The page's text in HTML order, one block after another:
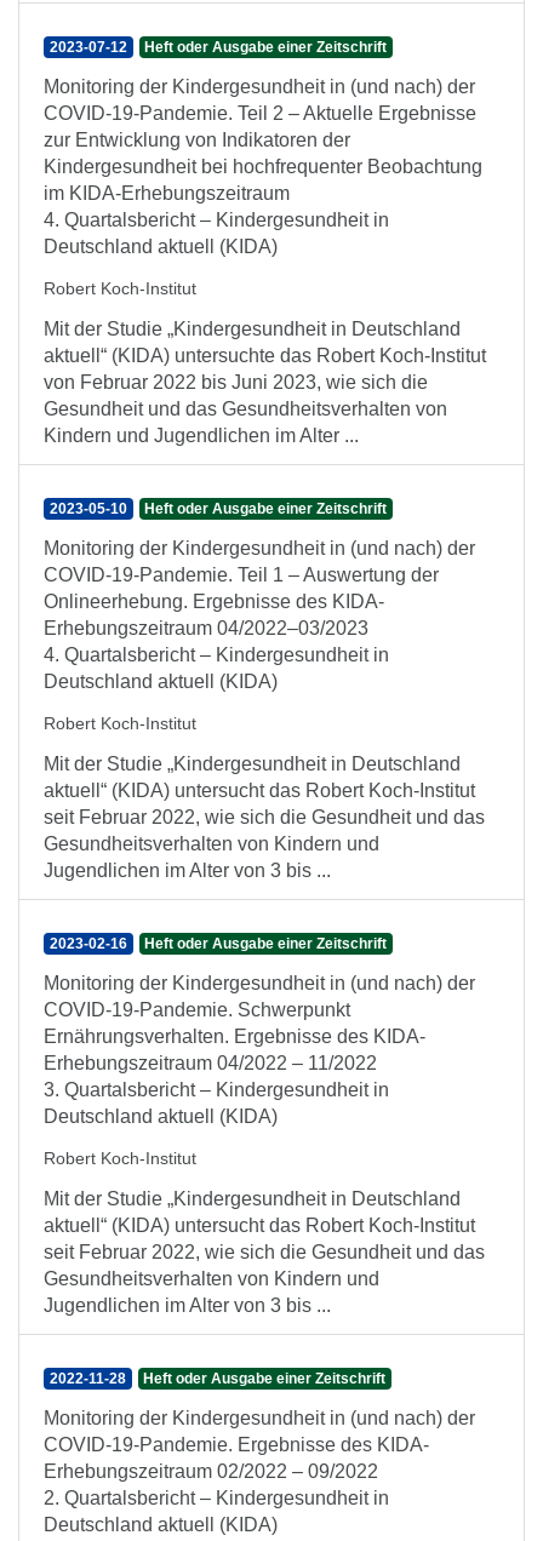
2023-07-12 Heft oder Ausgabe einer Zeitschrift
Monitoring der Kindergesundheit in (und nach) der
COVID-19-Pandemie. Teil 2 – Aktuelle Ergebnisse
zur Entwicklung von Indikatoren der
Kindergesundheit bei hochfrequenter Beobachtung
im KIDA-Erhebungszeitraum
4. Quartalsbericht – Kindergesundheit in
Deutschland aktuell (KIDA)
Robert Koch-Institut
Mit der Studie „Kindergesundheit in Deutschland
aktuell“ (KIDA) untersuchte das Robert Koch-Institut
von Februar 2022 bis Juni 2023, wie sich die
Gesundheit und das Gesundheitsverhalten von
Kindern und Jugendlichen im Alter ...
2023-05-10 Heft oder Ausgabe einer Zeitschrift
Monitoring der Kindergesundheit in (und nach) der
COVID-19-Pandemie. Teil 1 – Auswertung der
Onlineerhebung. Ergebnisse des KIDA-
Erhebungszeitraum 04/2022–03/2023
4. Quartalsbericht – Kindergesundheit in
Deutschland aktuell (KIDA)
Robert Koch-Institut
Mit der Studie „Kindergesundheit in Deutschland
aktuell“ (KIDA) untersucht das Robert Koch-Institut
seit Februar 2022, wie sich die Gesundheit und das
Gesundheitsverhalten von Kindern und
Jugendlichen im Alter von 3 bis ...
2023-02-16 Heft oder Ausgabe einer Zeitschrift
Monitoring der Kindergesundheit in (und nach) der
COVID-19-Pandemie. Schwerpunkt
Ernährungsverhalten. Ergebnisse des KIDA-
Erhebungszeitraum 04/2022 – 11/2022
3. Quartalsbericht – Kindergesundheit in
Deutschland aktuell (KIDA)
Robert Koch-Institut
Mit der Studie „Kindergesundheit in Deutschland
aktuell“ (KIDA) untersucht das Robert Koch-Institut
seit Februar 2022, wie sich die Gesundheit und das
Gesundheitsverhalten von Kindern und
Jugendlichen im Alter von 3 bis ...
2022-11-28 Heft oder Ausgabe einer Zeitschrift
Monitoring der Kindergesundheit in (und nach) der
COVID-19-Pandemie. Ergebnisse des KIDA-
Erhebungszeitraum 02/2022 – 09/2022
2. Quartalsbericht – Kindergesundheit in
Deutschland aktuell (KIDA)